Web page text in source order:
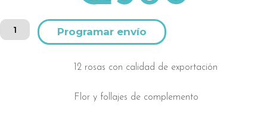
Zapatero
detallista
12 rosas con calidad de exportación
Flor y follajes de complemento